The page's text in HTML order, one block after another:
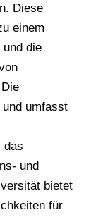
Diese
einem
und die
umfasst
das
und
bietet
für